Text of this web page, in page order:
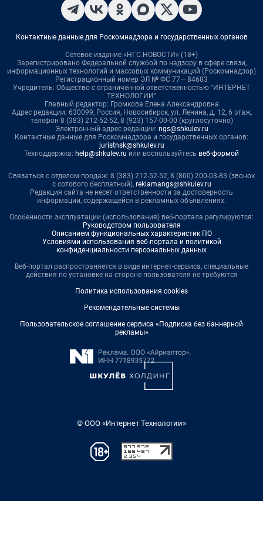
Контактные данные для Роскомнадзора и государственных органов
Сетевое издание «НГС.НОВОСТИ» (18+)
Зарегистрировано Федеральной службой по надзору в сфере связи,
информационных технологий и массовых коммуникаций (Роскомнадзор)
Регистрационный номер ЭЛ № ФС 77— 84683
Учредитель: Общество с ограниченной ответственностью "ИНТЕРНЕТ
ТЕХНОЛОГИИ"
Главный редактор: Громкова Елена Александровна
Адрес редакции: 630099, Россия, Новосибирск, ул. Ленина, д. 12, 6 этаж,
телефон 8 (383) 212-52-52, 8 (923) 157-00-00 (круглосуточно)
Электронный адрес редакции: ngs@shkulev.ru
Контактные данные для Роскомнадзора и государственных органов:
juristnsk@shkulev.ru
Техподдержка: help@shkulev.ru или воспользуйтесь веб-формой
Связаться с отделом продаж: 8 (383) 212-52-52, 8 (800) 200-03-83 (звонок
с сотового бесплатный), reklamangs@shkulev.ru
Редакция сайта не несет ответственности за достоверность
информации, содержащейся в рекламных объявлениях.
Особенности эксплуатации (использования) веб-портала регулируются:
Руководством пользователя
Описанием функциональных характеристик ПО
Условиями использования веб-портала и политикой
конфиденциальности персональных данных
Веб-портал распространяется в виде интернет-сервиса, специальные
действия по установке на стороне пользователя не требуются
Политика использования cookies
Рекомендательные системы
Пользовательское соглашение сервиса «Подписка без баннерной
рекламы»
© ООО «Интернет Технологии»